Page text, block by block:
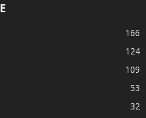
166
124
109
53
32